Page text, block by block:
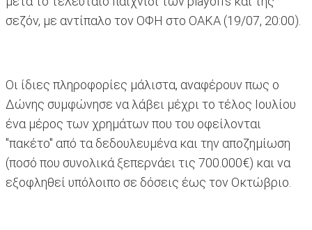
σεζόν, με αντίπαλο τον ΟΦΗ στο ΟΑΚΑ (19/07, 20:00).
Οι ίδιες πληροφορίες μάλιστα, αναφέρουν πως ο
Δώνης συμφώνησε να λάβει μέχρι το τέλος Ιουλίου
ένα μέρος των χρημάτων που του οφείλονται
"πακέτο" από τα δεδουλευμένα και την αποζημίωση
(ποσό που συνολικά ξεπερνάει τις 700.000€) και να
εξοφληθεί υπόλοιπο σε δόσεις έως τον Οκτώβριο.